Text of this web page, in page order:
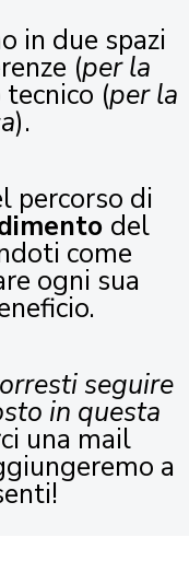
in due spazi
(per la
(per la
).
percorso di
del
come
ogni sua
seguire
in questa
una mail
a